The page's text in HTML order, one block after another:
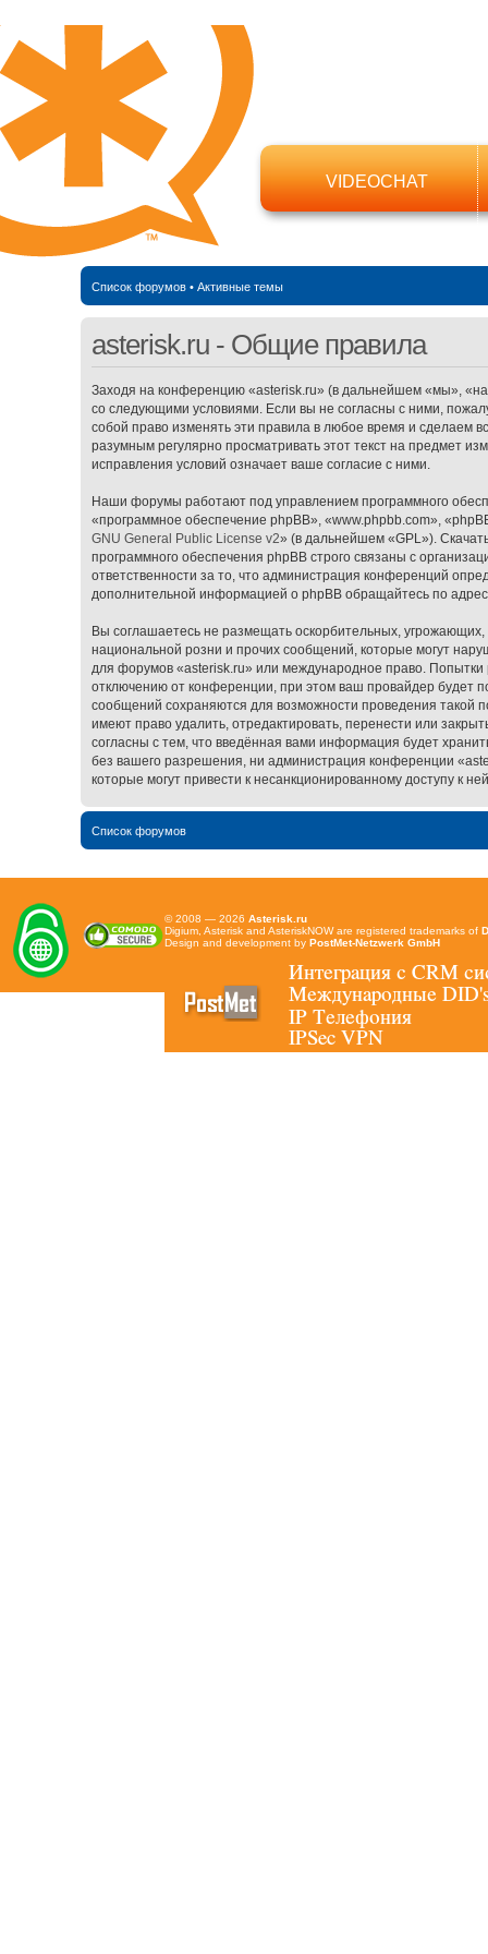
VIDEOCHAT
Список форумов• Активные темы
asterisk.ru - Общие правила
Заходя на конференцию «asterisk.ru» (в дальнейшем «мы»,
со следующими условиями. Если вы не согласны с ними,
собой право изменять эти правила в любое время и сделаем
разумным регулярно просматривать этот текст на предмет
исправления условий означает ваше согласие с ними.
Наши форумы работают под управлением программного
«программное обеспечение phpBB», «www.phpbb.com»,
GNU General Public License v2» (в дальнейшем «GPL»).
программного обеспечения phpBB строго связаны с
ответственности за то, что администрация конференций
дополнительной информацией о phpBB обращайтесь по
Вы соглашаетесь не размещать оскорбительных,
национальной розни и прочих сообщений, которые могут
для форумов «asterisk.ru» или международное право.
отключению от конференции, при этом ваш провайдер будет
сообщений сохраняются для возможности проведения такой
имеют право удалить, отредактировать, перенести или
согласны с тем, что введённая вами информация будет
без вашего разрешения, ни администрация конференции
которые могут привести к несанкционированному доступу к
Список форумов
© 2008 — 2026 Asterisk.ru
Digium, Asterisk and AsteriskNOW are registered trademarks of
Design and development by PostMet-Netzwerk GmbH